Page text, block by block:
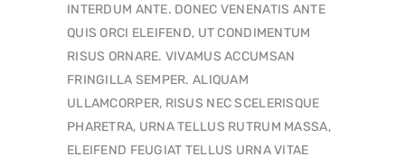
INTERDUM ANTE. DONEC VENENATIS ANTE
QUIS ORCI ELEIFEND, UT CONDIMENTUM
RISUS ORNARE. VIVAMUS ACCUMSAN
FRINGILLA SEMPER. ALIQUAM
ULLAMCORPER, RISUS NEC SCELERISQUE
PHARETRA, URNA TELLUS RUTRUM MASSA,
ELEIFEND FEUGIAT TELLUS URNA VITAE